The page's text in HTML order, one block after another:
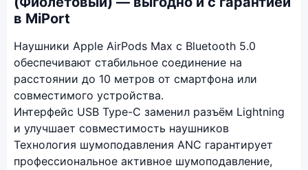
в MiPort
Наушники Apple AirPods Max с Bluetooth 5.0
обеспечивают стабильное соединение на
расстоянии до 10 метров от смартфона или
совместимого устройства.
Интерфейс USB Type-C заменил разъём Lightning
и улучшает совместимость наушников
Технология шумоподавления ANC гарантирует
профессиональное активное шумоподавление,